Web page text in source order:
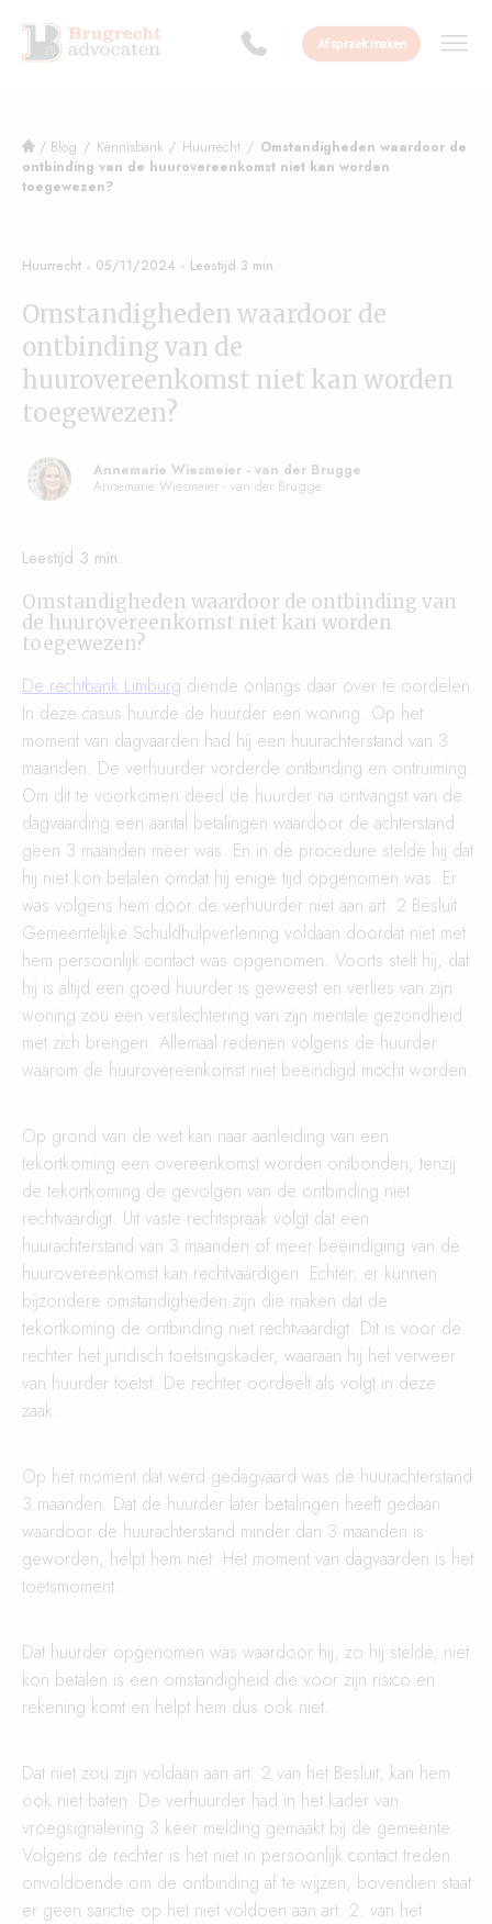
/ Blog / Kennisbank / Huurrecht / Omstandigheden waardoor de
ontbinding van de huurovereenkomst niet kan worden
toegewezen?
Huurrecht 05/11/2024
Omstandigheden waardoor de
ontbinding van de
huurovereenkomst niet kan worden
toegewezen?
Annemarie Wiesmeier - van der Brugge
Annemarie Wiesmeier - van der Brugge
Omstandigheden waardoor de ontbinding van
de huurovereenkomst niet kan worden
toegewezen?
De rechtbank Limburg diende onlangs daar over te oordelen.
In deze casus huurde de huurder een woning. Op het
moment van dagvaarden had hij een huurachterstand van 3
maanden. De verhuurder vorderde ontbinding en ontruiming.
Om dit te voorkomen deed de huurder na ontvangst van de
dagvaarding een aantal betalingen waardoor de achterstand
geen 3 maanden meer was. En in de procedure stelde hij dat
hij niet kon betalen omdat hij enige tijd opgenomen was. Er
was volgens hem door de verhuurder niet aan art. 2 Besluit
Gemeentelijke Schuldhulpverlening voldaan doordat niet met
hem persoonlijk contact was opgenomen. Voorts stelt hij, dat
hij is altijd een goed huurder is geweest en verlies van zijn
woning zou een verslechtering van zijn mentale gezondheid
met zich brengen. Allemaal redenen volgens de huurder
waarom de huurovereenkomst niet beëindigd mocht worden.
Op grond van de wet kan naar aanleiding van een
tekortkoming een overeenkomst worden ontbonden, tenzij
de tekortkoming de gevolgen van de ontbinding niet
rechtvaardigt. Uit vaste rechtspraak volgt dat een
huurachterstand van 3 maanden of meer beëindiging van de
huurovereenkomst kan rechtvaardigen. Echter, er kunnen
bijzondere omstandigheden zijn die maken dat de
tekortkoming de ontbinding niet rechtvaardigt. Dit is voor de
rechter het juridisch toetsingskader, waaraan hij het verweer
van huurder toetst. De rechter oordeelt als volgt in deze
zaak:
Op het moment dat werd gedagvaard was de huurachterstand
3 maanden. Dat de huurder later betalingen heeft gedaan
waardoor de huurachterstand minder dan 3 maanden is
geworden, helpt hem niet. Het moment van dagvaarden is het
toetsmoment.
Dat huurder opgenomen was waardoor hij, zo hij stelde, niet
kon betalen is een omstandigheid die voor zijn risico en
rekening komt en helpt hem dus ook niet.
Dat niet zou zijn voldaan aan art. 2 van het Besluit, kan hem
ook niet baten. De verhuurder had in het kader van
vroegsignalering 3 keer melding gemaakt bij de gemeente.
Volgens de rechter is het niet in persoonlijk contact treden
onvoldoende om de ontbinding af te wijzen, bovendien staat
er geen sanctie op het niet voldoen aan art. 2. van het
Afspraak maken